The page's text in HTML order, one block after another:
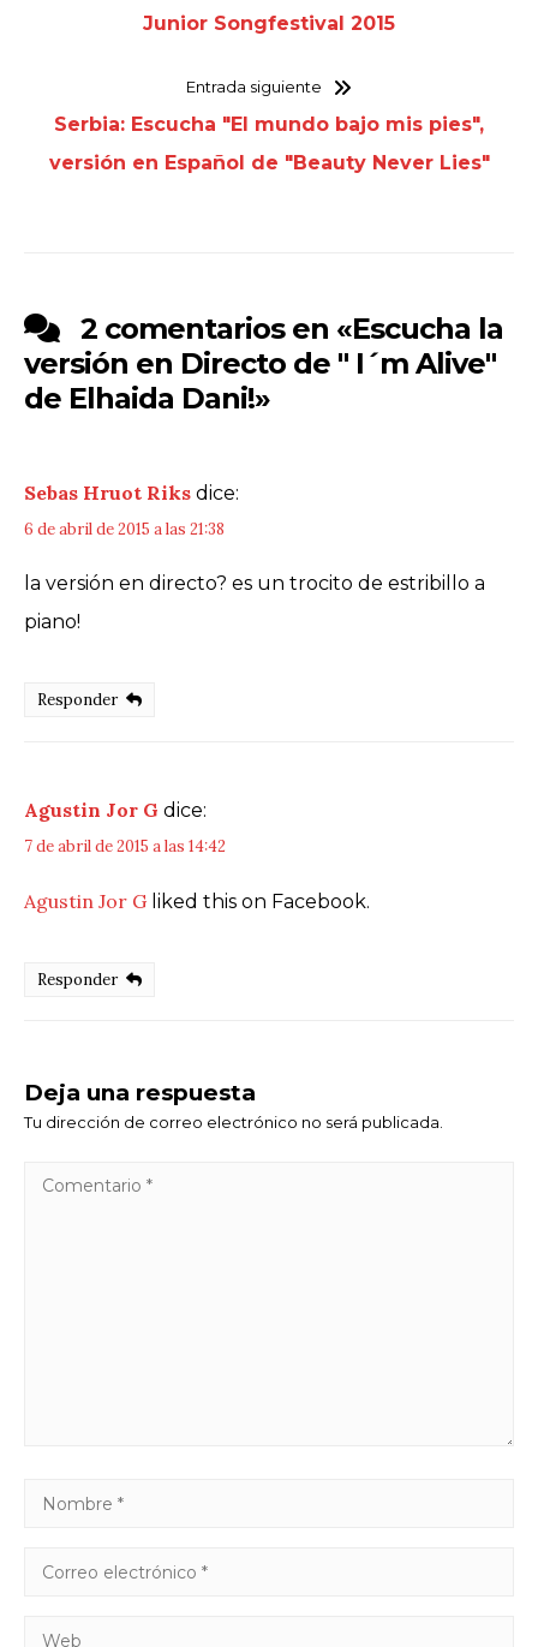
Junior Songfestival 2015
Entrada siguiente
Serbia: Escucha "El mundo bajo mis pies",
versión en Español de "Beauty Never Lies"
2 comentarios en «Escucha la
versión en Directo de " I´m Alive"
de Elhaida Dani!»
Sebas Hruot Riks dice:
6 de abril de 2015 a las 21:38
la versión en directo? es un trocito de estribillo a
piano!
Responder
Agustin Jor G dice:
7 de abril de 2015 a las 14:42
Agustin Jor G liked this on Facebook.
Responder
Deja una respuesta
Tu dirección de correo electrónico no será publicada.